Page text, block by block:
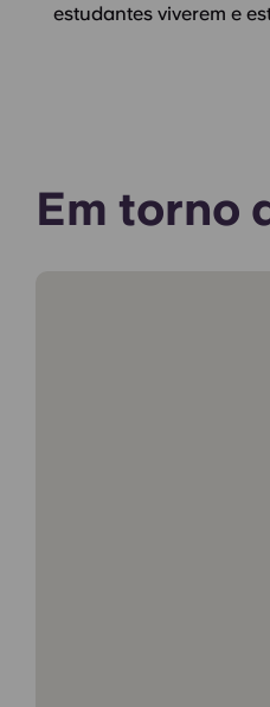
estudantes viverem e
Em torno